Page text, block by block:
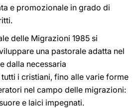
e promozionale in grado di
delle Migrazioni 1985 si
una pastorale adatta nel
dalla necessaria
i cristiani, fino alle varie forme
nel campo delle migrazioni:
e laici impegnati.